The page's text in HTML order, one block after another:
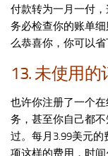
付款转为一月一付
务必检查你的账单
么恭喜你，你可以省
13. 未使用的
也许你注册了一个
务，甚至你自己都
过。每月3.99美元
项这样的费用，时